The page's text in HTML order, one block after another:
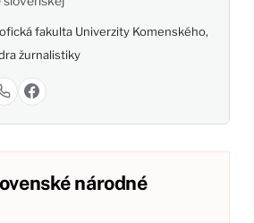
fakulta Univerzity Komenského,
žurnalistiky
národné